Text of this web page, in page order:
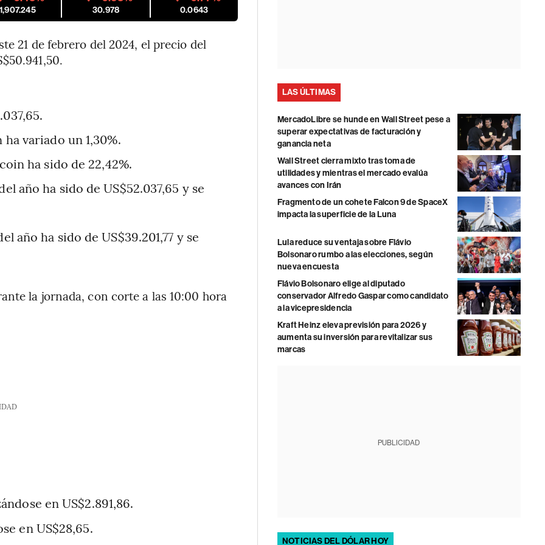
30.978 0.0643
21 de febrero del 2024, el precio del
variado un 1,30%.
ha sido de 22,42%.
año ha sido de US$52.037,65 y se
año ha sido de US$39.201,77 y se
la jornada, con corte a las 10:00 hora
en US$2.891,86.
en US$28,65.
LAS ÚLTIMAS
MercadoLibre se hunde en Wall Street pese a
superar expectativas de facturación y
ganancia neta
Wall Street cierra mixto tras toma de
utilidades y mientras el mercado evalúa
avances con Irán
Fragmento de un cohete Falcon 9 de SpaceX
impacta la superficie de la Luna
Lula reduce su ventaja sobre Flávio
Bolsonaro rumbo a las elecciones, según
nueva encuesta
Flávio Bolsonaro elige al diputado
conservador Alfredo Gaspar como candidato
a la vicepresidencia
Kraft Heinz eleva previsión para 2026 y
aumenta su inversión para revitalizar sus
marcas
PUBLICIDAD
NOTICIAS DEL DÓLAR HOY